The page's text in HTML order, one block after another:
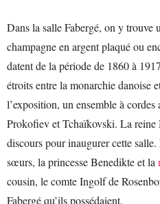
Dans la salle Fabergé, on y trouve
champagne en argent plaqué ou
datent de la période de 1860 à
étroits entre la monarchie danoise
l’exposition, un ensemble à
Prokofiev et Tchaïkovski. La reine
discours pour inaugurer cette
sœurs, la princesse Benedikte et la
cousin, le comte Ingolf de
Fabergé qu’ils possédaient.